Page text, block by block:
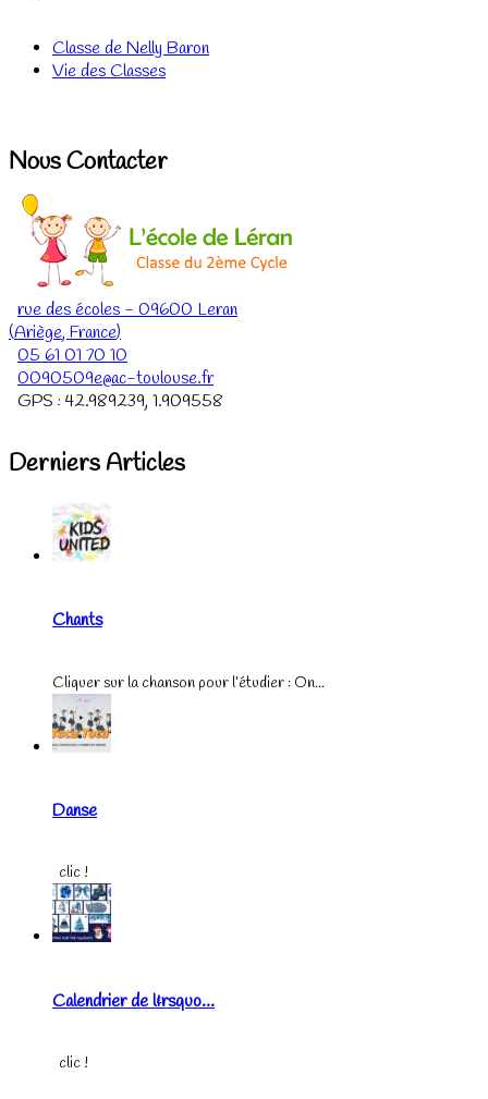
Classe de Nelly Baron
Vie des Classes
Nous Contacter
rue des écoles - 09600 Leran
(Ariège, France)
05 61 01 70 10
0090509e@ac-toulouse.fr
GPS : 42.989239, 1.909558
Derniers Articles
Chants
Cliquer sur la chanson pour l’étudier : On...
Danse
clic !
Calendrier de l&rsquo...
clic !